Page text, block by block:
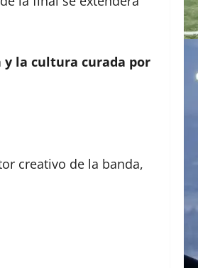
y la cultura curada por
creativo de la banda,